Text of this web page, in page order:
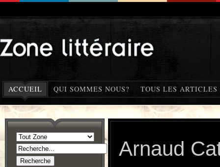
ACCUEIL QUI SOMMES NOUS? TOUS LES ARTICLES
Arnaud